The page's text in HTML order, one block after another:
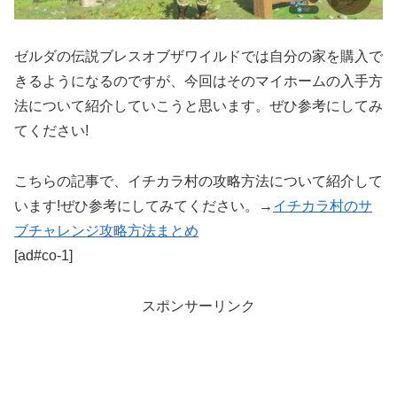
ゼルダの伝説ブレスオブザワイルドでは自分の家を購入で
きるようになるのですが、今回はそのマイホームの入手方
法について紹介していこうと思います。ぜひ参考にしてみ
てください!
こちらの記事で、イチカラ村の攻略方法について紹介して
います!ぜひ参考にしてみてください。→ イチカラ村のサ
ブチャレンジ攻略方法まとめ
[ad#co-1]
スポンサーリンク